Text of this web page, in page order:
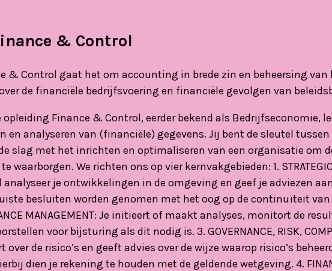
& Control
& Control gaat het om accounting in brede zin en beheersing
de financiële bedrijfsvoering en financiële gevolgen van
opleiding Finance & Control, eerder bekend als Bedrijfseconomie,
en analyseren van (financiële) gegevens. Jij bent de sleutel
slag met het inrichten en optimaliseren van een organisatie om
waarborgen. We richten ons op vier kernvakgebieden: 1.
analyseer je ontwikkelingen in de omgeving en geef je adviezen
besluiten worden genomen met het oog op de continuïteit van
MANAGEMENT: Je initieert of maakt analyses, monitort de
voor bijsturing als dit nodig is. 3. GOVERNANCE, RISK,
over de risico’s en geeft advies over de wijze waarop risico’s
dien je rekening te houden met de geldende wetgeving. 4.